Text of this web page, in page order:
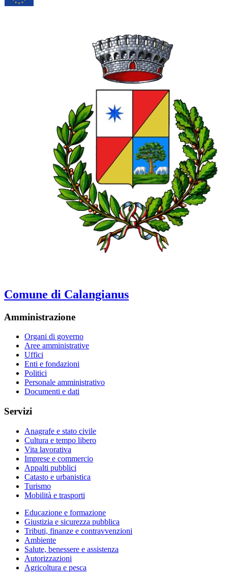
Comune di Calangianus
Amministrazione
Organi di governo
Aree amministrative
Uffici
Enti e fondazioni
Politici
Personale amministrativo
Documenti e dati
Servizi
Anagrafe e stato civile
Cultura e tempo libero
Vita lavorativa
Imprese e commercio
Appalti pubblici
Catasto e urbanistica
Turismo
Mobilità e trasporti
Educazione e formazione
Giustizia e sicurezza pubblica
Tributi, finanze e contravvenzioni
Ambiente
Salute, benessere e assistenza
Autorizzazioni
Agricoltura e pesca